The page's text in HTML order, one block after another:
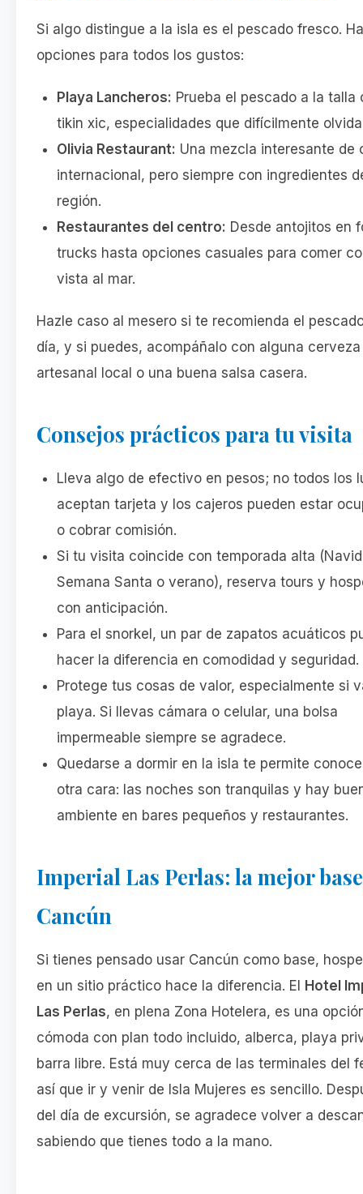
Si algo distingue a la isla es el pescado fresco.
opciones para todos los gustos:
Playa Lancheros: Prueba el pescado a la talla
tikin xic, especialidades que difícilmente
Olivia Restaurant: Una mezcla interesante de
internacional, pero siempre con ingredientes
región.
Restaurantes del centro: Desde antojitos en
trucks hasta opciones casuales para comer
vista al mar.
Hazle caso al mesero si te recomienda el
día, y si puedes, acompáñalo con alguna cerveza
artesanal local o una buena salsa casera.
Consejos prácticos para tu visita
Lleva algo de efectivo en pesos; no todos los
aceptan tarjeta y los cajeros pueden estar
o cobrar comisión.
Si tu visita coincide con temporada alta
Semana Santa o verano), reserva tours y
con anticipación.
Para el snorkel, un par de zapatos acuáticos
hacer la diferencia en comodidad y seguridad.
Protege tus cosas de valor, especialmente si
playa. Si llevas cámara o celular, una bolsa
impermeable siempre se agradece.
Quedarse a dormir en la isla te permite
otra cara: las noches son tranquilas y hay
ambiente en bares pequeños y restaurantes.
Imperial Las Perlas: la mejor
Cancún
Si tienes pensado usar Cancún como base,
en un sitio práctico hace la diferencia. El
Hotel
Las Perlas, en plena Zona Hotelera, es una
cómoda con plan todo incluido, alberca, playa
barra libre. Está muy cerca de las terminales del
así que ir y venir de Isla Mujeres es sencillo.
del día de excursión, se agradece volver a
sabiendo que tienes todo a la mano.